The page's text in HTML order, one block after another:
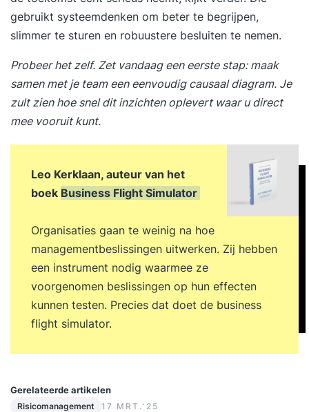
gebruikt systeemdenken om beter te begrijpen,
slimmer te sturen en robuustere besluiten te nemen.
Probeer het zelf. Zet vandaag een eerste stap: maak
samen met je team een eenvoudig causaal diagram. Je
zult zien hoe snel dit inzichten oplevert waar u direct
mee vooruit kunt.
Leo Kerklaan, auteur van het
boek Business Flight Simulator
Organisaties gaan te weinig na hoe
managementbeslissingen uitwerken. Zij hebben
een instrument nodig waarmee ze
voorgenomen beslissingen op hun effecten
kunnen testen. Precies dat doet de business
flight simulator.
Gerelateerde artikelen
Risicomanagement 17 MRT.‘25